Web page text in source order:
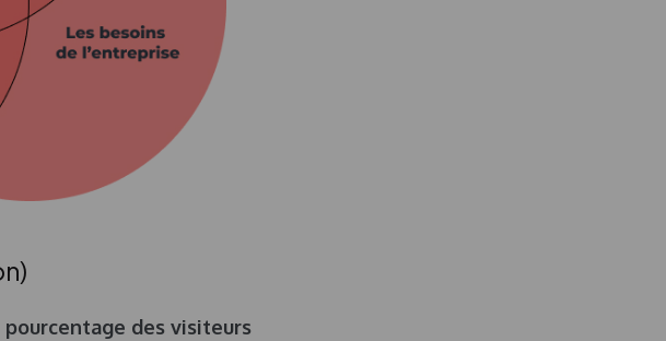
des visiteurs